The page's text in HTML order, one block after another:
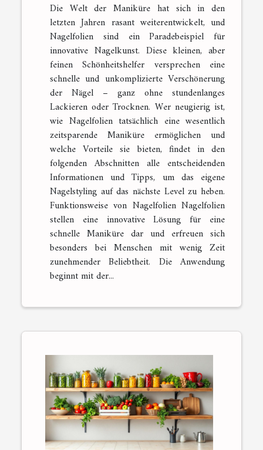
Die Welt der Maniküre hat sich in den
letzten Jahren rasant weiterentwickelt, und
Nagelfolien sind ein Paradebeispiel für
innovative Nagelkunst. Diese kleinen, aber
feinen Schönheitshelfer versprechen eine
schnelle und unkomplizierte Verschönerung
der Nägel – ganz ohne stundenlanges
Lackieren oder Trocknen. Wer neugierig ist,
wie Nagelfolien tatsächlich eine wesentlich
zeitsparende Maniküre ermöglichen und
welche Vorteile sie bieten, findet in den
folgenden Abschnitten alle entscheidenden
Informationen und Tipps, um das eigene
Nagelstyling auf das nächste Level zu heben.
Funktionsweise von Nagelfolien Nagelfolien
stellen eine innovative Lösung für eine
schnelle Maniküre dar und erfreuen sich
besonders bei Menschen mit wenig Zeit
zunehmender Beliebtheit. Die Anwendung
beginnt mit der...